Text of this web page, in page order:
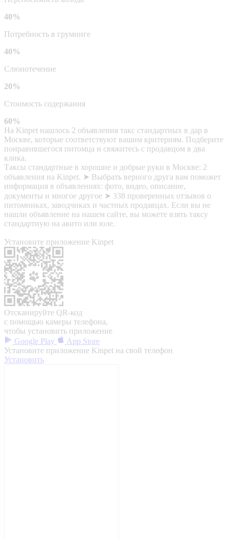
40%
Потребность в груминге
40%
Слюнотечение
20%
Стоимость содержания
60%
На Kinpet нашлось 2 объявления такс стандартных в дар в
Москве, которые соответствуют вашим критериям. Подберите
понравившегося питомца и свяжитесь с продавцом в два
клика.
Таксы стандартные в хорошие и добрые руки в Москве: 2
объявления на Kinpet. ➤ Выбрать верного друга вам поможет
информация в объявлениях: фото, видео, описание,
документы и многое другое ➤ 338 проверенных отзывов о
питомниках, заводчиках и частных продавцах. Если вы не
нашли объявление на нашем сайте, вы можете взять таксу
стандартную на авито или юле.
Установите приложение Kinpet
Отсканируйте QR-код
с помощью камеры телефона,
чтобы установить приложение
Google Play
App Store
Установите приложение Kinpet на свой телефон
Установить